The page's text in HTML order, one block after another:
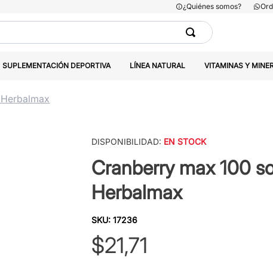
¿Quiénes somos?
SUPLEMENTACIÓN DEPORTIVA LÍNEA NATURAL VITAMINAS Y
DISPONIBILIDAD: EN STOCK
Cranberry max 100
Herbalmax
SKU: 17236
$21,71